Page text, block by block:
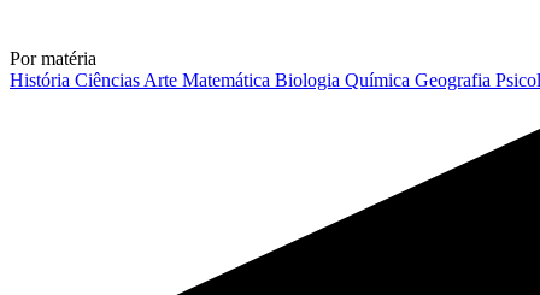
Por matéria
História Ciências Arte Matemática Biologia Química Geografia